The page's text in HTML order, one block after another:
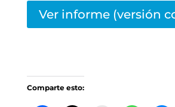
Ver informe (versión
Comparte esto: